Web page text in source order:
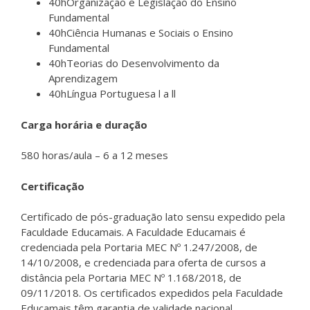
Fundamental
40hCiência Humanas e Sociais o Ensino
Fundamental
40hTeorias do Desenvolvimento da
Aprendizagem
40hLíngua Portuguesa l a ll
Carga horária e duração
580 horas/aula – 6 a 12 meses
Certificação
Certificado de pós-graduação lato sensu expedido pela
Faculdade Educamais. A Faculdade Educamais é
credenciada pela Portaria MEC Nº 1.247/2008, de
14/10/2008, e credenciada para oferta de cursos a
distância pela Portaria MEC Nº 1.168/2018, de
09/11/2018. Os certificados expedidos pela Faculdade